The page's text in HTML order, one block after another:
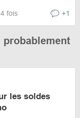
fois +1
probablement
les soldes